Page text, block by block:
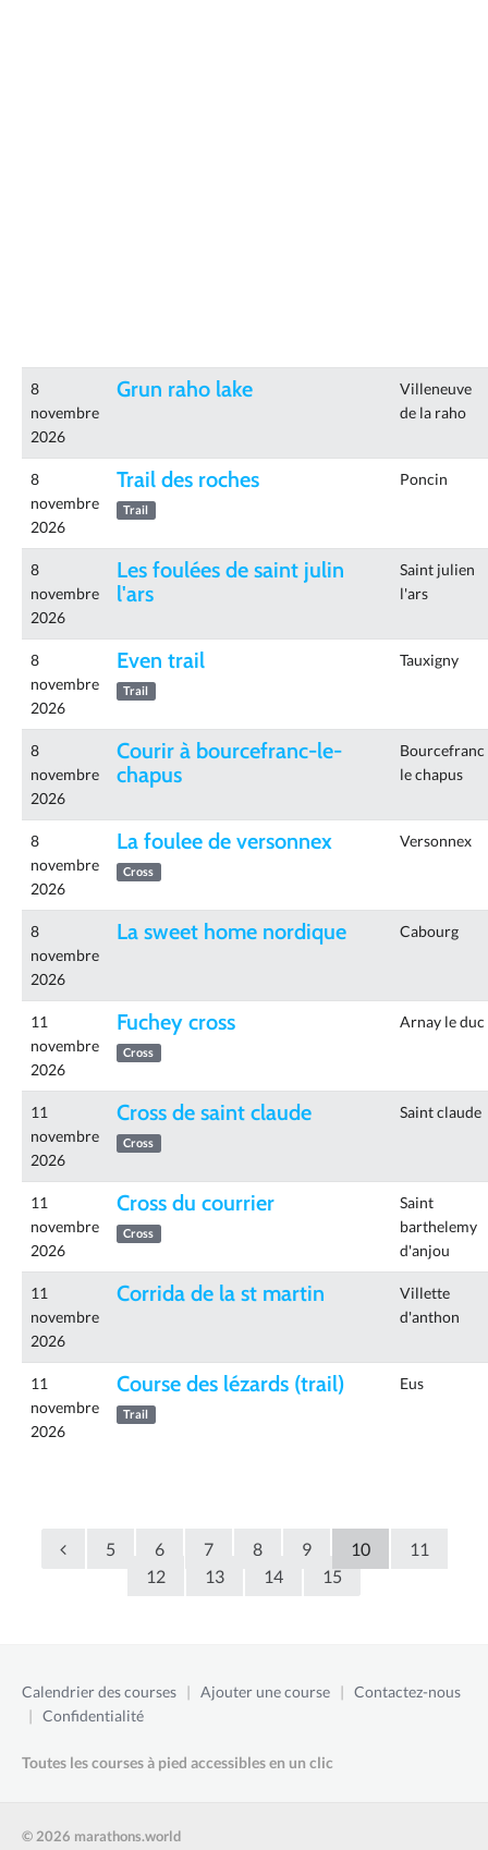
8
novembre
2026
Grun raho lake
Villeneuve
de la raho
8
novembre
2026
Trail des roches
Trail
Poncin
8
novembre
2026
Les foulées de saint julin
l'ars
Saint julien
l'ars
8
novembre
2026
Even trail
Trail
Tauxigny
8
novembre
2026
Courir à bourcefranc-le-
chapus
Bourcefranc
le chapus
8
novembre
2026
La foulee de versonnex
Cross
Versonnex
8
novembre
2026
La sweet home nordique Cabourg
11
novembre
2026
Fuchey cross
Cross
Arnay le duc
11
novembre
2026
Cross de saint claude
Cross
Saint claude
11
novembre
2026
Cross du courrier
Cross
Saint
barthelemy
d'anjou
11
novembre
2026
Corrida de la st martin
Villette
d'anthon
11
novembre
2026
Course des lézards (trail)
Trail
Eus
5 6 7 8 9 10
11
12
13 14 15
Calendrier des courses | Ajouter une course | Contactez-nous
| Confidentialité
Toutes les courses à pied accessibles en un clic
© 2026 marathons.world